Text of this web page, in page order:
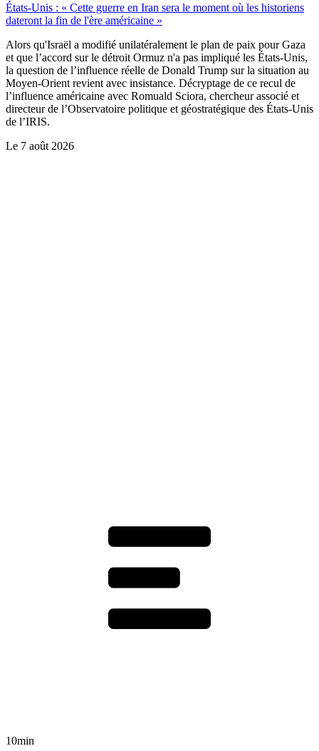
États-Unis : « Cette guerre en Iran sera le moment où les historiens
dateront la fin de l'ère américaine »
Alors qu'Israël a modifié unilatéralement le plan de paix pour Gaza
et que l’accord sur le détroit Ormuz n'a pas impliqué les États-Unis,
la question de l’influence réelle de Donald Trump sur la situation au
Moyen-Orient revient avec insistance. Décryptage de ce recul de
l’influence américaine avec Romuald Sciora, chercheur associé et
directeur de l’Observatoire politique et géostratégique des États-Unis
de l’IRIS.
Le 7 août 2026
10min